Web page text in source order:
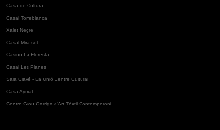
Casa de Cultura
Casal Torreblanca
Xalet Negre
Casal Mira-sol
Casino La Floresta
Casal Les Planes
Sala Clavé - La Unió Centre Cultural
Casa Aymat
Centre Grau-Garriga d'Art Tèxtil Contemporani